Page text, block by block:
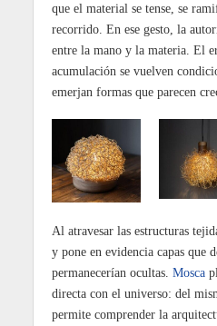
que el material se tense, se
recorrido. En ese gesto, la
entre la mano y la materia. El
acumulación se vuelven
emerjan formas que parecen
Al atravesar las estructuras
y pone en evidencia capas que
permanecerían ocultas. Mosca
directa con el universo: del
permite comprender la